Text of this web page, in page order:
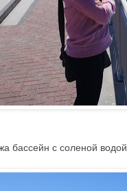
бассейн с соленой водой.